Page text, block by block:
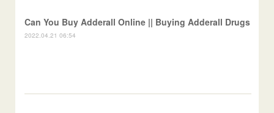
Can You Buy Adderall Online || Buying Adderall Drugs
2022.04.21 06:54